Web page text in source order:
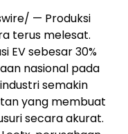
— Produksi
terus melesat.
EV sebesar 30%
nasional pada
semakin
yang membuat
secara akurat.